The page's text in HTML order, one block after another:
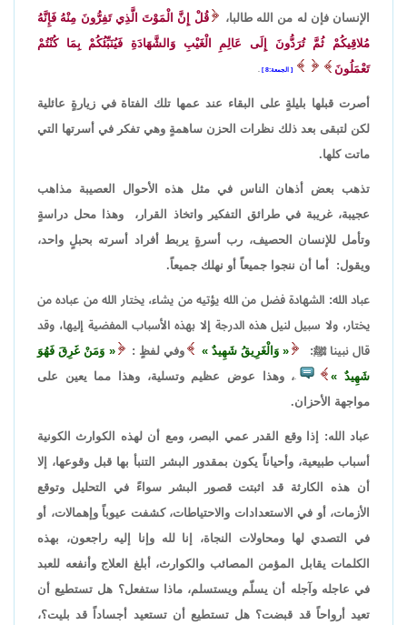
الإنسان فإن له من الله طالبا،
قُلْ إِنَّ الْمَوْتَ الَّذِي تَفِرُّونَ مِنْهُ فَإِنَّهُ
مُلاقِيكُمْ ثُمَّ تُرَدُّونَ إِلَى عَالِمِ الْغَيْبِ وَالشَّهَادَةِ فَيُنَبِّئُكُمْ بِمَا كُنْتُمْ
تَعْمَلُونَ
الجمعة:8
أصرت قبلها بليلةٍ على البقاء عند عمها تلك الفتاة في زيارةٍ عائلية
لكن لتبقى بعد ذلك نظرات الحزن ساهمةٍ وهي تفكر في أسرتها التي
ماتت كلها.
تذهب بعض أذهان الناس في مثل هذه الأحوال العصيبة مذاهب
عجيبة، غريبة في طرائق التفكير واتخاذ القرار، وهذا محل دراسةٍ
وتأمل للإنسان الحصيف، رب أسرةٍ يربط أفراد أسرته بحبلٍ واحد،
ويقول: أما أن ننجوا جميعاً أو نهلك جميعاً.
عباد الله: الشهادة فضل من الله يؤتيه من يشاء، يختار الله من عباده من
يختار، ولا سبيل لنيل هذه الدرجة إلا بهذه الأسباب المفضية إليها، وقد
قال نبينا ﷺ:
وَالْغَرِيقُ شَهِيدٌ وفي لفظٍ :
وَمَنْ غَرِقَ فَهُوَ
شَهِيدٌ
، وهذا عوض عظيم وتسلية، وهذا مما يعين على
مواجهة الأحزان.
عباد الله: إذا وقع القدر عمي البصر، ومع أن لهذه الكوارث الكونية
أسباب طبيعية، وأحياناً يكون بمقدور البشر التنبأ بها قبل وقوعها، إلا
أن هذه الكارثة قد اثبتت قصور البشر سواءً في التحليل وتوقع
الأزمات، أو في الاستعدادات والاحتياطات، كشفت عيوباً وإهمالات، أو
في التصدي لها ومحاولات النجاة، إنا لله وإنا إليه راجعون، بهذه
الكلمات يقابل المؤمن المصائب والكوارث، أبلغ العلاج وأنفعه للعبد
في عاجله وآجله أن يسلّم ويستسلم، ماذا ستفعل؟ هل تستطيع أن
تعيد أرواحاً قد قبضت؟ هل تستطيع أن تستعيد أجساداً قد بليت؟،